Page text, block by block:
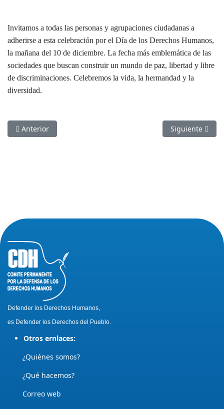
Invitamos a todas las personas y agrupaciones ciudadanas a
adherirse a esta celebración por el Día de los Derechos Humanos,
la mañana del 10 de diciembre. La fecha más emblemática de las
sociedades que buscan construir un mundo de paz, libertad y libre
de discriminaciones. Celebremos la vida, la hermandad y la
diversidad.
Artículo anterior: Talleres de Arte en Comunidades
Anterior Artículo
Siguiente
Defender los Derechos Humanos,
es Defender los Derechos del Pueblo.
Otros ernlaces:
¿Quiénes somos?
¿Qué hacemos?
Correo web